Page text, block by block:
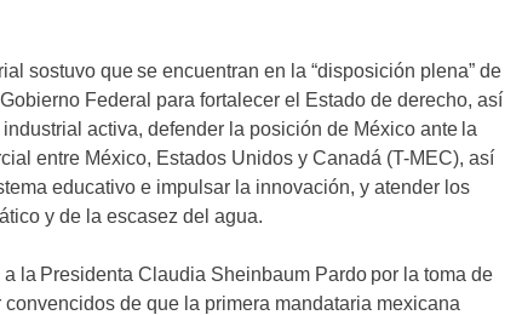
sostuvo que se encuentran en la “disposición plena” de
Federal para fortalecer el Estado de derecho, así
activa, defender la posición de México ante la
entre México, Estados Unidos y Canadá (T-MEC), así
educativo e impulsar la innovación, y atender los
y de la escasez del agua.
la Presidenta Claudia Sheinbaum Pardo por la toma de
de que la primera mandataria mexicana